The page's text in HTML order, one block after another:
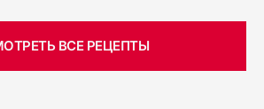
ВСЕ РЕЦЕПТЫ